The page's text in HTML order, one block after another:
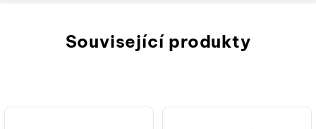
Související produkty